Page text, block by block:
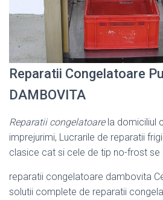
Reparatii Congelatoare
DAMBOVITA
Reparatii congelatoarela domiciliul
imprejurimi, Lucrarile de reparatii
clasice cat si cele de tip no-frost se
reparatii congelatoare dambovita
solutii complete de reparatii